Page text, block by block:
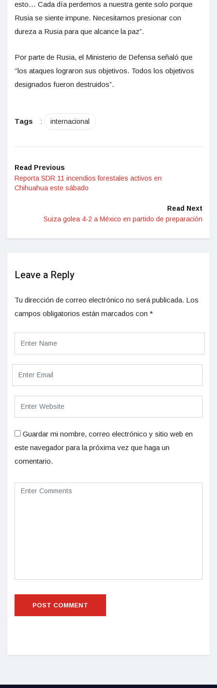
esto… Cada día perdemos a nuestra gente solo porque
Rusia se siente impune. Necesitamos presionar con
dureza a Rusia para que alcance la paz”.
Por parte de Rusia, el Ministerio de Defensa señaló que
‘’los ataques lograron sus objetivos. Todos los objetivos
designados fueron destruidos”.
Tags : internacional
Read Previous
Reporta SDR 11 incendios forestales activos en
Chihuahua este sábado
Read Next
Suiza golea 4-2 a México en partido de preparación
Leave a Reply
Tu dirección de correo electrónico no será publicada. Los
campos obligatorios están marcados con *
Guardar mi nombre, correo electrónico y sitio web en
este navegador para la próxima vez que haga un
comentario.